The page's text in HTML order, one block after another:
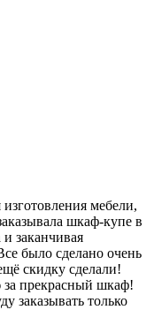
мебели,
шкаф-купе в
заканчивая
было сделано очень
скидку сделали!
за прекрасный шкаф!
заказывать только